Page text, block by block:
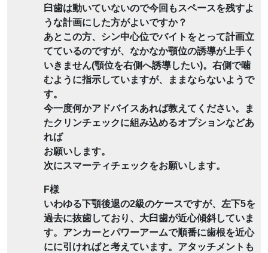
臼歯は動いていないので今回もスペースを残すよ
うな計画にした方がよいですか？
あとこの方、シン中心位でバイトをとって計画立
てているのですが、なかなか顎位の誘導が上手く
いきません(顎位を右側へ誘導したい)。右側で噛
むように指示していますが、ままならないようで
す。
今一度何かアドバイスあれば教えてください。ま
たクリンチェックに組み込めるオプションなどあ
れば
お願いします。
次にスマーティチェックをお願いします。
F様
いわゆる下顎後退の2級のケースですが、左下5を
過去に抜歯しており、大臼歯が近心傾斜していま
す。アンカーとパワーアームで順番に歯根を近心
にに引ければと考えています。アタッチメントも